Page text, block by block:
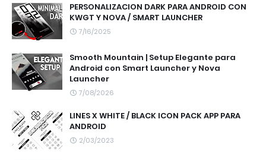
PERSONALIZACION DARK PARA ANDROID CON
KWGT Y NOVA / SMART LAUNCHER
7/16/2025
Smooth Mountain | Setup Elegante para
Android con Smart Launcher y Nova
Launcher
7/08/2026
LINES X WHITE / BLACK ICON PACK APP PARA
ANDROID
2/03/2023